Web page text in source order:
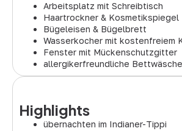
Arbeitsplatz mit Schreibtisch
Haartrockner & Kosmetikspiegel
Bügeleisen & Bügelbrett
Wasserkocher mit kostenfreiem
Fenster mit Mückenschutzgitter
allergikerfreundliche Bettwäsche
übernachten im Indianer-Tippi
Highlights